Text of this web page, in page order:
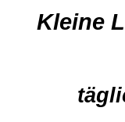
Kleine